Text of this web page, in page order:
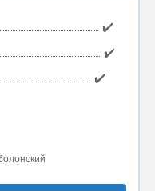
✔️
✔️
✔️